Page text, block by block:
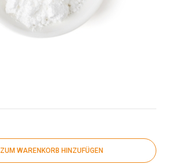
ZUM WARENKORB HINZUFÜGEN